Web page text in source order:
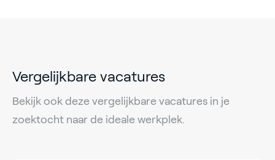
Vergelijkbare vacatures
Bekijk ook deze vergelijkbare vacatures in je
zoektocht naar de ideale werkplek.